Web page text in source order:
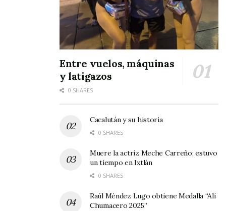
Entre vuelos, máquinas
y latigazos
0 SHARES
Cacalután y su historia
0 SHARES
Muere la actriz Meche Carreño; estuvo
un tiempo en Ixtlán
0 SHARES
Raúl Méndez Lugo obtiene Medalla “Alí
Chumacero 2025”